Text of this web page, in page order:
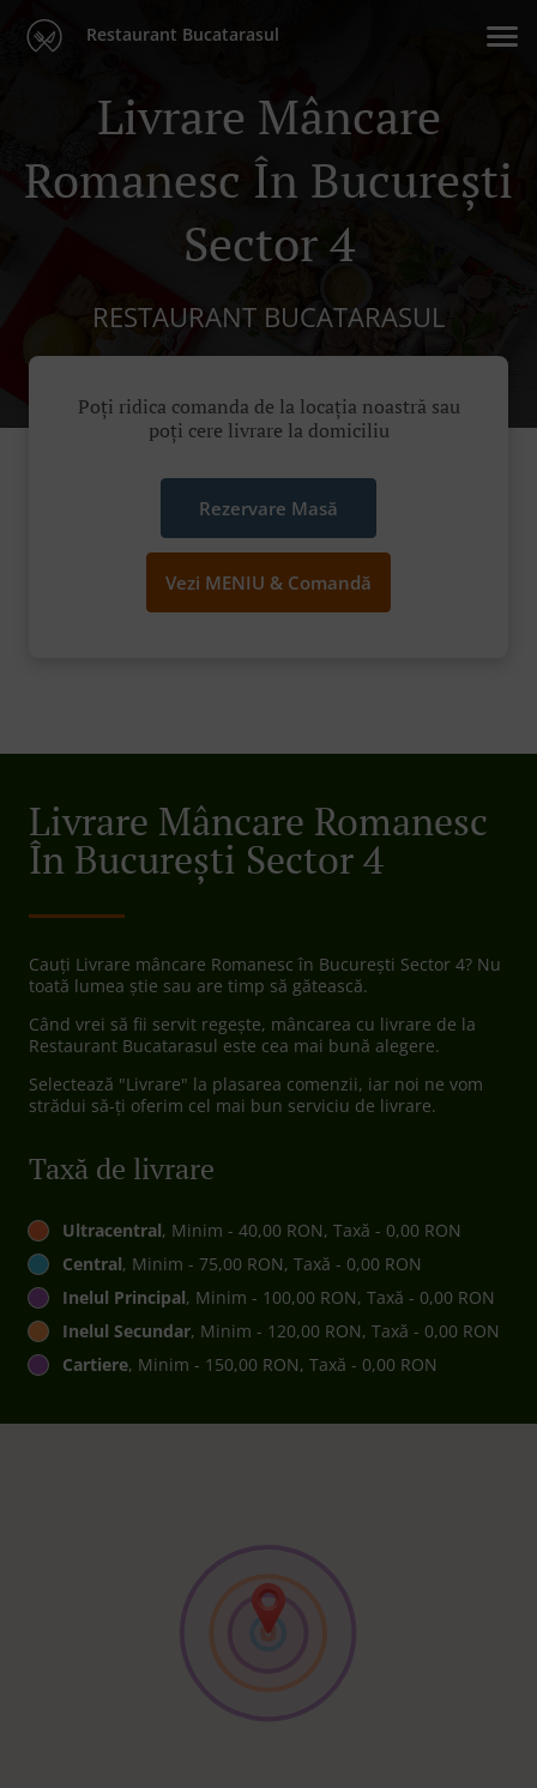
Restaurant Bucatarasul
Livrare Mâncare
Romanesc În București
Sector 4
RESTAURANT BUCATARASUL
Poți ridica comanda de la locația noastră sau
poți cere livrare la domiciliu
Rezervare Masă
Vezi MENIU & Comandă
Livrare Mâncare Romanesc
În București Sector 4
Cauți Livrare mâncare Romanesc în București Sector 4? Nu
toată lumea știe sau are timp să gătească.
Când vrei să fii servit regește, mâncarea cu livrare de la
Restaurant Bucatarasul este cea mai bună alegere.
Selectează "Livrare" la plasarea comenzii, iar noi ne vom
strădui să-ți oferim cel mai bun serviciu de livrare.
Taxă de livrare
Ultracentral, Minim - 40,00 RON, Taxă - 0,00 RON
Central, Minim - 75,00 RON, Taxă - 0,00 RON
Inelul Principal, Minim - 100,00 RON, Taxă - 0,00 RON
Inelul Secundar, Minim - 120,00 RON, Taxă - 0,00 RON
Cartiere, Minim - 150,00 RON, Taxă - 0,00 RON